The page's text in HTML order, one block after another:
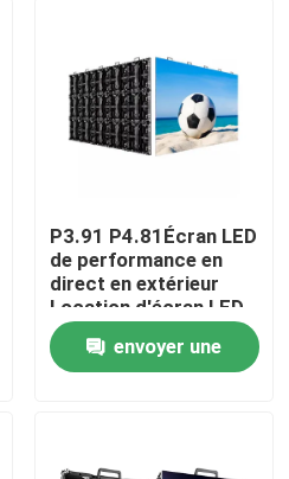
P3.91 P4.81Écran LED
de performance en
direct en extérieur
Location d'écran LED
Écran LED étanche
Scène haute
luminosité Écran de
envoyer une